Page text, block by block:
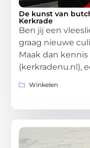
De kunst van
Kerkrade
Ben jij een
graag nieuwe
Maak dan
(kerkradenu.nl),
Winkelen